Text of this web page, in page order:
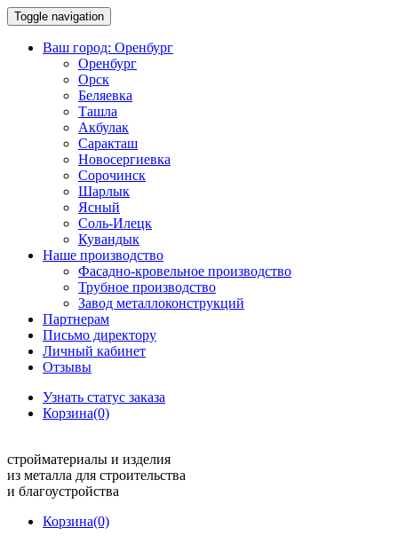
Toggle navigation
Ваш город: Оренбург
Оренбург
Орск
Беляевка
Ташла
Акбулак
Саракташ
Новосергиевка
Сорочинск
Шарлык
Ясный
Соль-Илецк
Кувандык
Наше производство
Фасадно-кровельное производство
Трубное производство
Завод металлоконструкций
Партнерам
Письмо директору
Личный кабинет
Отзывы
Узнать статус заказа
Корзина(0)
стройматериалы и изделия
из металла для строительства
и благоустройства
Корзина(0)